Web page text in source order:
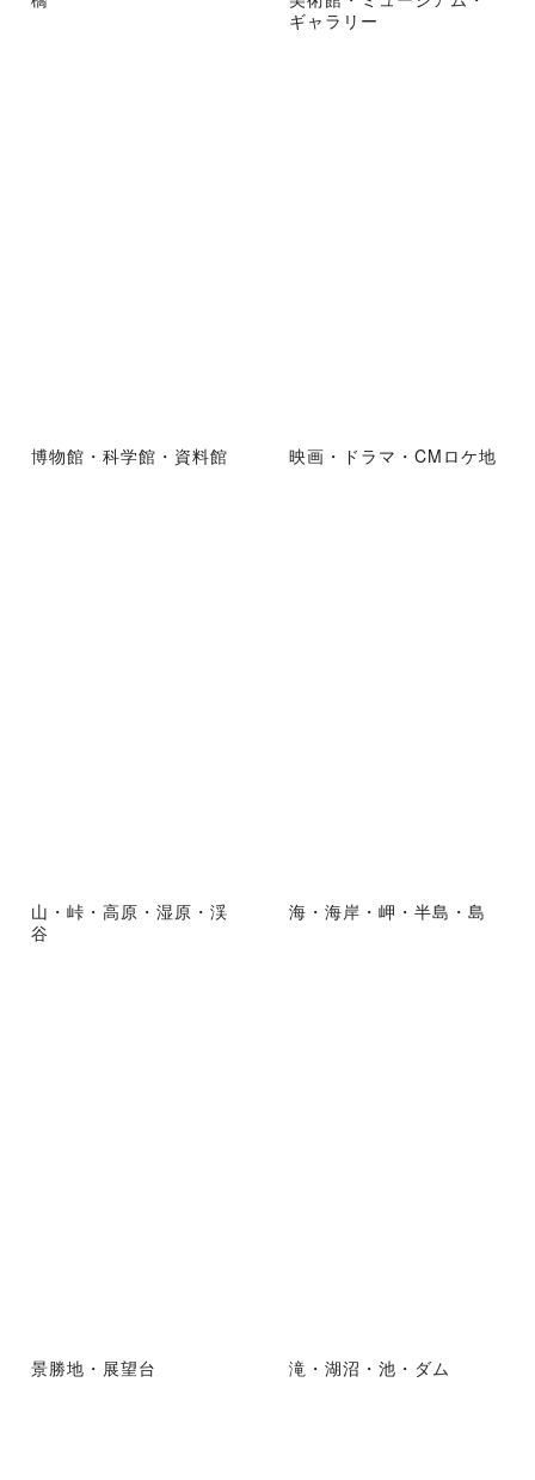
ギャラリー
博物館・科学館・資料館 映画・ドラマ・CMロケ地
山・峠・高原・湿原・渓
谷
海・海岸・岬・半島・島
景勝地・展望台 滝・湖沼・池・ダム